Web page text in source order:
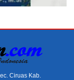
Ciruas Kab.